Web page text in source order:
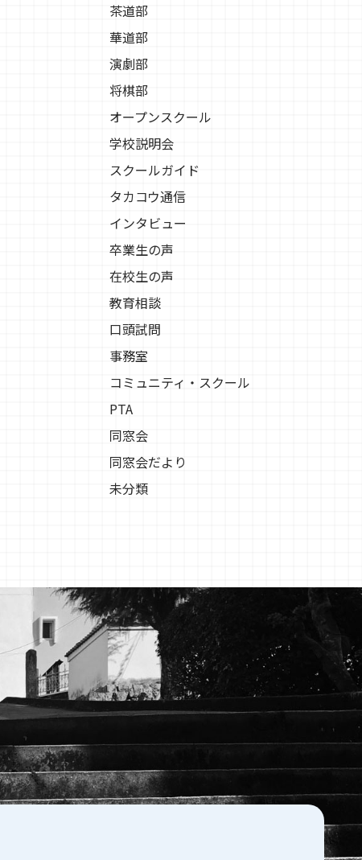
茶道部
華道部
演劇部
将棋部
オープンスクール
学校説明会
スクールガイド
タカコウ通信
インタビュー
卒業生の声
在校生の声
教育相談
口頭試問
事務室
コミュニティ・スクール
PTA
同窓会
同窓会だより
未分類